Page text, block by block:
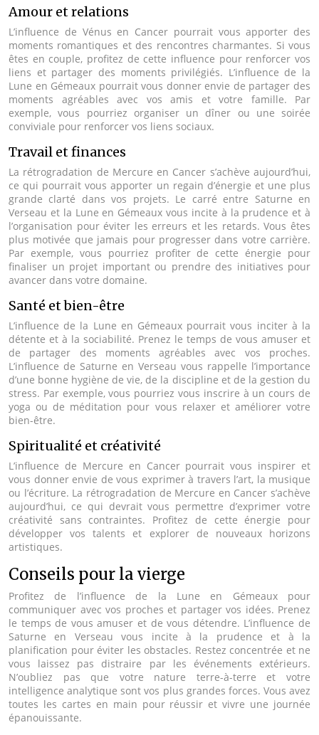
Amour et relations
L’influence de Vénus en Cancer pourrait vous apporter des
moments romantiques et des rencontres charmantes. Si vous
êtes en couple, profitez de cette influence pour renforcer vos
liens et partager des moments privilégiés. L’influence de la
Lune en Gémeaux pourrait vous donner envie de partager des
moments agréables avec vos amis et votre famille. Par
exemple, vous pourriez organiser un dîner ou une soirée
conviviale pour renforcer vos liens sociaux.
Travail et finances
La rétrogradation de Mercure en Cancer s’achève aujourd’hui,
ce qui pourrait vous apporter un regain d’énergie et une plus
grande clarté dans vos projets. Le carré entre Saturne en
Verseau et la Lune en Gémeaux vous incite à la prudence et à
l’organisation pour éviter les erreurs et les retards. Vous êtes
plus motivée que jamais pour progresser dans votre carrière.
Par exemple, vous pourriez profiter de cette énergie pour
finaliser un projet important ou prendre des initiatives pour
avancer dans votre domaine.
Santé et bien-être
L’influence de la Lune en Gémeaux pourrait vous inciter à la
détente et à la sociabilité. Prenez le temps de vous amuser et
de partager des moments agréables avec vos proches.
L’influence de Saturne en Verseau vous rappelle l’importance
d’une bonne hygiène de vie, de la discipline et de la gestion du
stress. Par exemple, vous pourriez vous inscrire à un cours de
yoga ou de méditation pour vous relaxer et améliorer votre
bien-être.
Spiritualité et créativité
L’influence de Mercure en Cancer pourrait vous inspirer et
vous donner envie de vous exprimer à travers l’art, la musique
ou l’écriture. La rétrogradation de Mercure en Cancer s’achève
aujourd’hui, ce qui devrait vous permettre d’exprimer votre
créativité sans contraintes. Profitez de cette énergie pour
développer vos talents et explorer de nouveaux horizons
artistiques.
Conseils pour la vierge
Profitez de l’influence de la Lune en Gémeaux pour
communiquer avec vos proches et partager vos idées. Prenez
le temps de vous amuser et de vous détendre. L’influence de
Saturne en Verseau vous incite à la prudence et à la
planification pour éviter les obstacles. Restez concentrée et ne
vous laissez pas distraire par les événements extérieurs.
N’oubliez pas que votre nature terre-à-terre et votre
intelligence analytique sont vos plus grandes forces. Vous avez
toutes les cartes en main pour réussir et vivre une journée
épanouissante.